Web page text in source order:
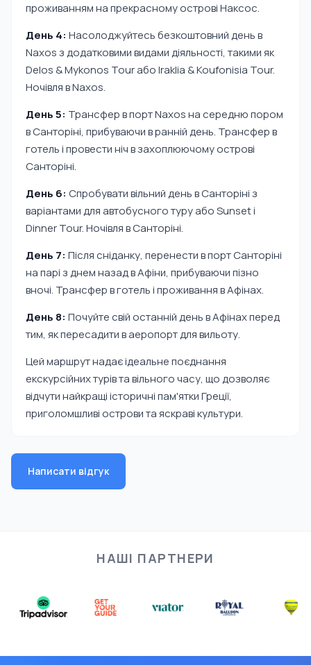
проживанням на прекрасному острові Наксос.
День 4: Насолоджуйтесь безкоштовний день в
Naxos з додатковими видами діяльності, такими як
Delos & Mykonos Tour або Iraklia & Koufonisia Tour.
Ночівля в Naxos.
День 5: Трансфер в порт Naxos на середню пором
в Санторіні, прибуваючи в ранній день. Трансфер в
готель і провести ніч в захоплюючому острові
Санторіні.
День 6: Спробувати вільний день в Санторіні з
варіантами для автобусного туру або Sunset і
Dinner Tour. Ночівля в Санторіні.
День 7: Після сніданку, перенести в порт Санторіні
на парі з днем назад в Афіни, прибуваючи пізно
вночі. Трансфер в готель і проживання в Афінах.
День 8: Почуйте свій останній день в Афінах перед
тим, як пересадити в аеропорт для вильоту.
Цей маршрут надає ідеальне поєднання
екскурсійних турів та вільного часу, що дозволяє
відчути найкращі історичні пам'ятки Греції,
приголомшливі острови та яскраві культури.
Написати відгук
НАШІ ПАРТНЕРИ